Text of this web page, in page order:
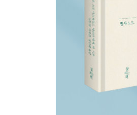
48 그래요, 죽음이 나
49 고즈넉한 저녁노을
50 벌목꾼은 하늘을 쓸
51 당신이 이젠 없다
52 메멘토 모리
작가 소개